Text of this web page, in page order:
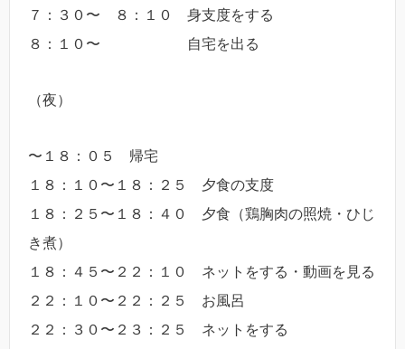
７：３０〜 ８：１０ 身支度をする
８：１０〜 自宅を出る
（夜）
〜１８：０５ 帰宅
１８：１０〜１８：２５ 夕食の支度
１８：２５〜１８：４０ 夕食（鶏胸肉の照焼・ひじ
き煮）
１８：４５〜２２：１０ ネットをする・動画を見る
２２：１０〜２２：２５ お風呂
２２：３０〜２３：２５ ネットをする